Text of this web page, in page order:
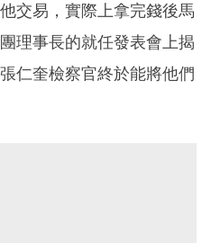
交易，實際上拿完錢後馬
理事長的就任發表會上揭
仁奎檢察官終於能將他們